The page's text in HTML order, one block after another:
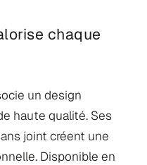
chaque
un design
haute qualité. Ses
joint créent une
Disponible en